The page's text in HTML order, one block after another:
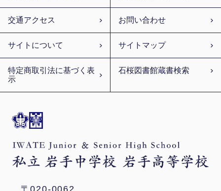
〒020-0062
交通アクセス お問い合わせ
サイトについて サイトマップ
特定商取引法に基づく表
示
石桜図書館蔵書検索